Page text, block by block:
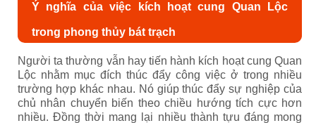
Ý nghĩa của việc kích hoạt cung Quan Lộc
trong phong thủy bát trạch
Người ta thường vẫn hay tiến hành kích hoạt cung Quan
Lộc nhằm mục đích thúc đẩy công việc ở trong nhiều
trường hợp khác nhau. Nó giúp thúc đẩy sự nghiệp của
chủ nhân chuyển biến theo chiều hướng tích cực hơn
nhiều. Đồng thời mang lại nhiều thành tựu đáng mong